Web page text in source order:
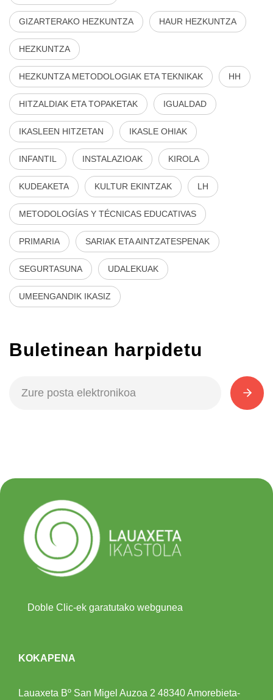
GIZARTERAKO HEZKUNTZA HAUR HEZKUNTZA
HEZKUNTZA
HEZKUNTZA METODOLOGIAK ETA TEKNIKAK HH
HITZALDIAK ETA TOPAKETAK IGUALDAD
IKASLEEN HITZETAN IKASLE OHIAK
INFANTIL INSTALAZIOAK KIROLA
KUDEAKETA KULTUR EKINTZAK LH
METODOLOGÍAS Y TÉCNICAS EDUCATIVAS
PRIMARIA SARIAK ETA AINTZATESPENAK
SEGURTASUNA UDALEKUAK
UMEENGANDIK IKASIZ
Buletinean harpidetu
Doble Clic-ek garatutako webgunea
KOKAPENA
Lauaxeta Bº San Migel Auzoa 2 48340 Amorebieta-